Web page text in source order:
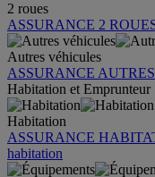
2 roues
ASSURANCE 2
Autres véhicules
ASSURANCE
Habitation et Emprunteur
Habitation
ASSURANCE
habitation